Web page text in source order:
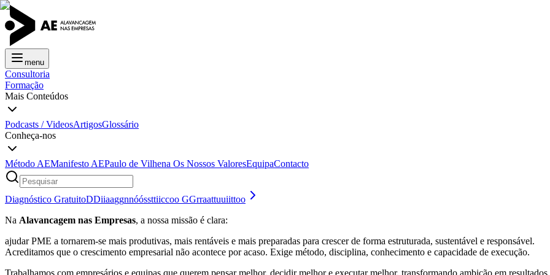
menu
Consultoria
Formação
Mais Conteúdos
Podcasts / VideosArtigosGlossário
Conheça-nos
Método AEManifesto AEPaulo de Vilhena Os Nossos ValoresEquipaContacto
Diagnóstico GratuitoDDiiaaggnnóóssttiiccoo GGrraattuuiittoo
Na Alavancagem nas Empresas, a nossa missão é clara:
ajudar PME a tornarem-se mais produtivas, mais rentáveis e mais preparadas para crescer de forma estruturada, sustentável e responsável.
Acreditamos que o crescimento empresarial não acontece por acaso. Exige método, disciplina, conhecimento e capacidade de execução.
Trabalhamos com empresários e equipas que querem pensar melhor, decidir melhor e executar melhor, transformando ambição em resultados